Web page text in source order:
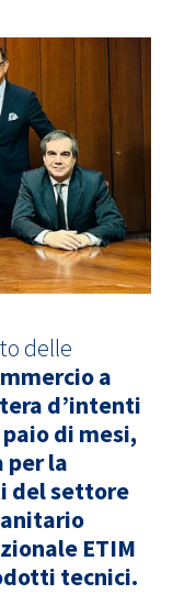
delle
a
d’intenti
di mesi,
per la
del settore
ETIM
tecnici.